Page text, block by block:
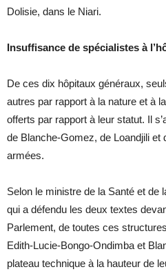
Dolisie, dans le Niari.
Insuffisance de spécialistes à
De ces dix hôpitaux généraux,
autres par rapport à la nature et à
offerts par rapport à leur statut. Il
de Blanche-Gomez, de Loandjili et
armées.
Selon le ministre de la Santé et de
qui a défendu les deux textes
Parlement, de toutes ces
Edith-Lucie-Bongo-Ondimba et
plateau technique à la hauteur de